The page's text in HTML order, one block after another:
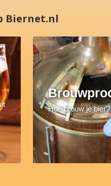
Biernet.nl
Hoe brouw je bier?